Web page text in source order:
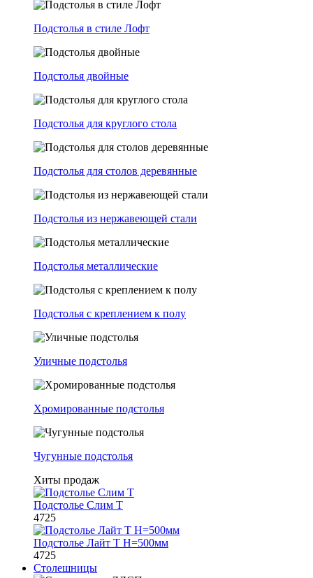
Подстолья в стиле Лофт
Подстолья двойные
Подстолья для круглого стола
Подстолья для столов деревянные
Подстолья из нержавеющей стали
Подстолья металлические
Подстолья с креплением к полу
Уличные подстолья
Хромированные подстолья
Чугунные подстолья
Хиты продаж
Подстолье Слим Т
4725
Подстолье Лайт Т H=500мм
4725
Столешницы